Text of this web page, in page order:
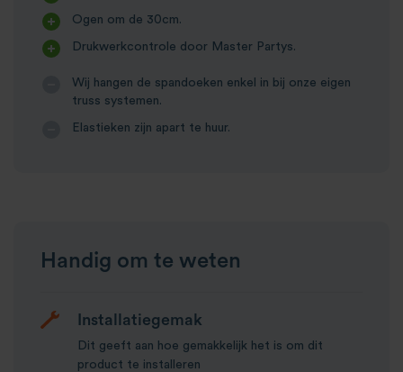
Ogen om de 30cm.
Drukwerkcontrole door Master Partys.
Wij hangen de spandoeken enkel in bij onze eigen
truss systemen.
Elastieken zijn apart te huur.
Handig om te weten
Installatiegemak
Dit geeft aan hoe gemakkelijk het is om dit
product te installeren